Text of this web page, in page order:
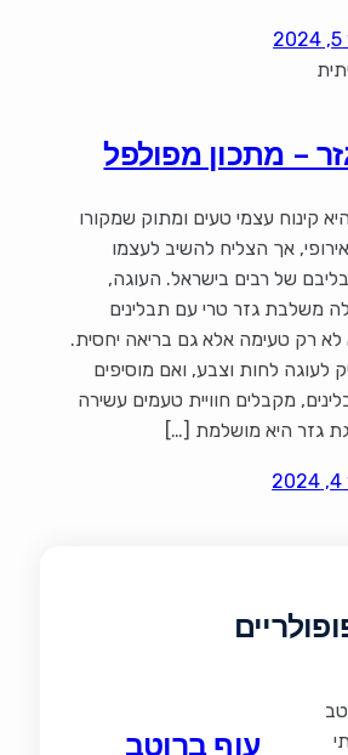
– מתכון מפולפל
קינוח עצמי טעים ומתוק שמקורו
אך הצליח להשיב לעצמו
של רבים בישראל. העוגה,
משלבת גזר טרי עם תבלינים
לא רק טעימה אלא גם בריאה יחסית.
לעוגה לחות וצבע, ואם מוסיפים
מקבלים חוויית טעמים עשירה
גזר היא מושלמת […]
עוף ברוטב